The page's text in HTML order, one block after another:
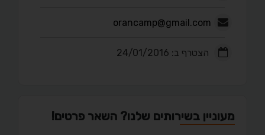
orancamp@gmail.com
הצטרף ב: 24/01/2016
מעוניין בשירותים שלנו? השאר פרטים!